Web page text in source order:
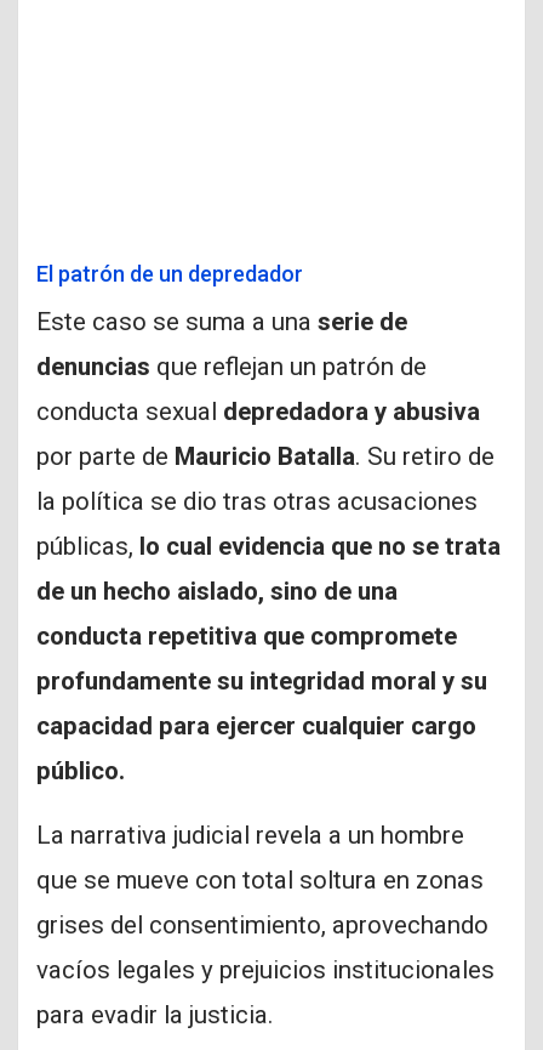
El patrón de un depredador
Este caso se suma a una serie de
denuncias que reflejan un patrón de
conducta sexual depredadora y abusiva
por parte de Mauricio Batalla. Su retiro de
la política se dio tras otras acusaciones
públicas, lo cual evidencia que no se trata
de un hecho aislado, sino de una
conducta repetitiva que compromete
profundamente su integridad moral y su
capacidad para ejercer cualquier cargo
público.
La narrativa judicial revela a un hombre
que se mueve con total soltura en zonas
grises del consentimiento, aprovechando
vacíos legales y prejuicios institucionales
para evadir la justicia.